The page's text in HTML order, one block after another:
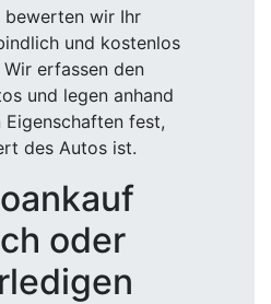
bewerten wir Ihr
und kostenlos
erfassen den
und legen anhand
fest,
des Autos ist.
oder